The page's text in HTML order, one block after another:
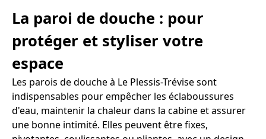
La paroi de douche : pour
protéger et styliser votre
espace
Les parois de douche à Le Plessis-Trévise sont
indispensables pour empêcher les éclaboussures
d'eau, maintenir la chaleur dans la cabine et assurer
une bonne intimité. Elles peuvent être fixes,